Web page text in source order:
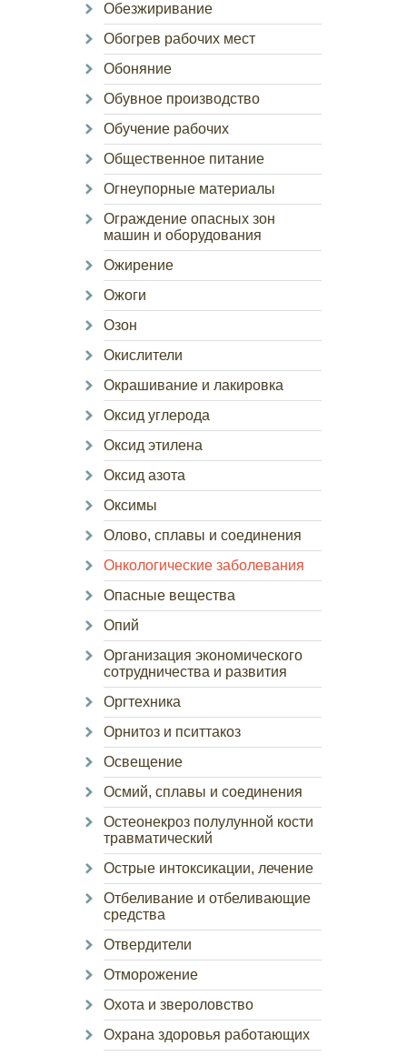
Обезжиривание
Обогрев рабочих мест
Обоняние
Обувное производство
Обучение рабочих
Общественное питание
Огнеупорные материалы
Ограждение опасных зон
машин и оборудования
Ожирение
Ожоги
Озон
Окислители
Окрашивание и лакировка
Оксид углерода
Оксид этилена
Оксид азота
Оксимы
Олово, сплавы и соединения
Онкологические заболевания
Опасные вещества
Опий
Организация экономического
сотрудничества и развития
Оргтехника
Орнитоз и пситтакоз
Освещение
Осмий, сплавы и соединения
Остеонекроз полулунной кости
травматический
Острые интоксикации, лечение
Отбеливание и отбеливающие
средства
Отвердители
Отморожение
Охота и звероловство
Охрана здоровья работающих